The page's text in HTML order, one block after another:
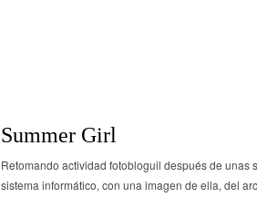
Summer Girl
Retomando actividad fotobloguil después de unas
sistema informático, con una imagen de ella, del